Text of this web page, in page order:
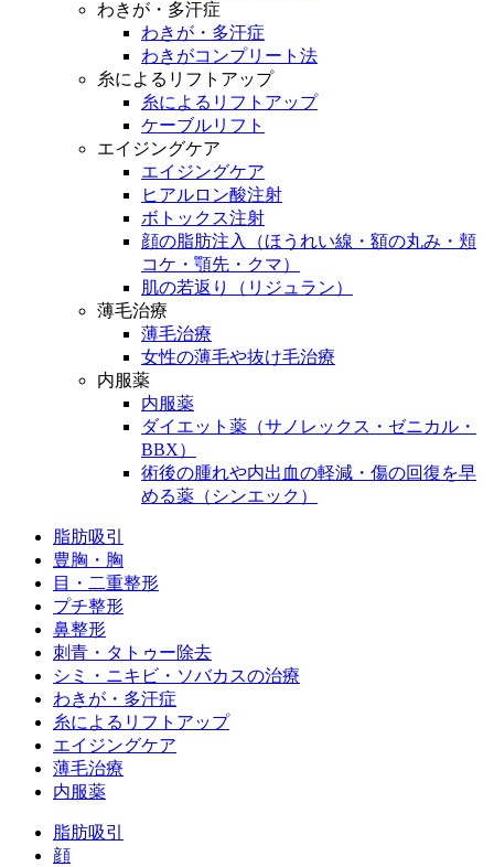
わきが・多汗症
わきが・多汗症
わきがコンプリート法
糸によるリフトアップ
糸によるリフトアップ
ケーブルリフト
エイジングケア
エイジングケア
ヒアルロン酸注射
ボトックス注射
顔の脂肪注入（ほうれい線・額の丸み・頬
コケ・顎先・クマ）
肌の若返り（リジュラン）
薄毛治療
薄毛治療
女性の薄毛や抜け毛治療
内服薬
内服薬
ダイエット薬（サノレックス・ゼニカル・
BBX）
術後の腫れや内出血の軽減・傷の回復を早
める薬（シンエック）
脂肪吸引
豊胸・胸
目・二重整形
プチ整形
鼻整形
刺青・タトゥー除去
シミ・ニキビ・ソバカスの治療
わきが・多汗症
糸によるリフトアップ
エイジングケア
薄毛治療
内服薬
脂肪吸引
顔